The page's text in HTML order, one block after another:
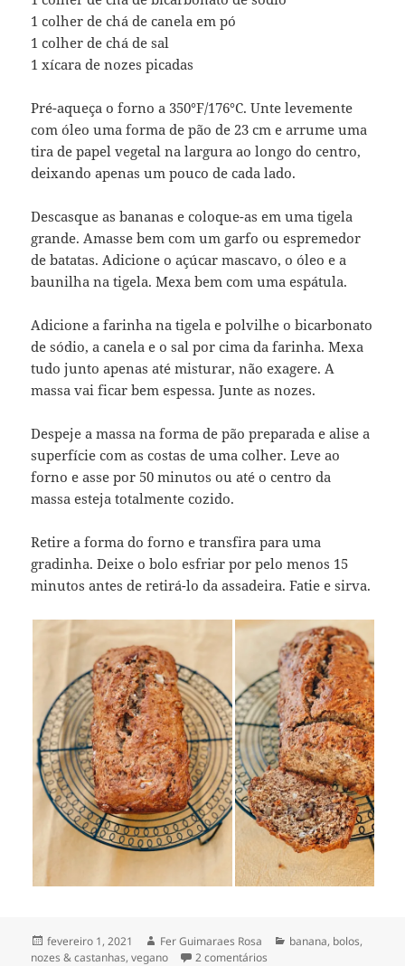
1 colher de chá de canela em pó
1 colher de chá de sal
1 xícara de nozes picadas
Pré-aqueça o forno a 350°F/176°C. Unte levemente
com óleo uma forma de pão de 23 cm e arrume uma
tira de papel vegetal na largura ao longo do centro,
deixando apenas um pouco de cada lado.
Descasque as bananas e coloque-as em uma tigela
grande. Amasse bem com um garfo ou espremedor
de batatas. Adicione o açúcar mascavo, o óleo e a
baunilha na tigela. Mexa bem com uma espátula.
Adicione a farinha na tigela e polvilhe o bicarbonato
de sódio, a canela e o sal por cima da farinha. Mexa
tudo junto apenas até misturar, não exagere. A
massa vai ficar bem espessa. Junte as nozes.
Despeje a massa na forma de pão preparada e alise a
superfície com as costas de uma colher. Leve ao
forno e asse por 50 minutos ou até o centro da
massa esteja totalmente cozido.
Retire a forma do forno e transfira para uma
gradinha. Deixe o bolo esfriar por pelo menos 15
minutos antes de retirá-lo da assadeira. Fatie e sirva.
Publicado
em
fevereiro 1, 2021 Autor
Fer Guimaraes Rosa Categorias
banana, bolos,
nozes & castanhas,vegano 2 comentários